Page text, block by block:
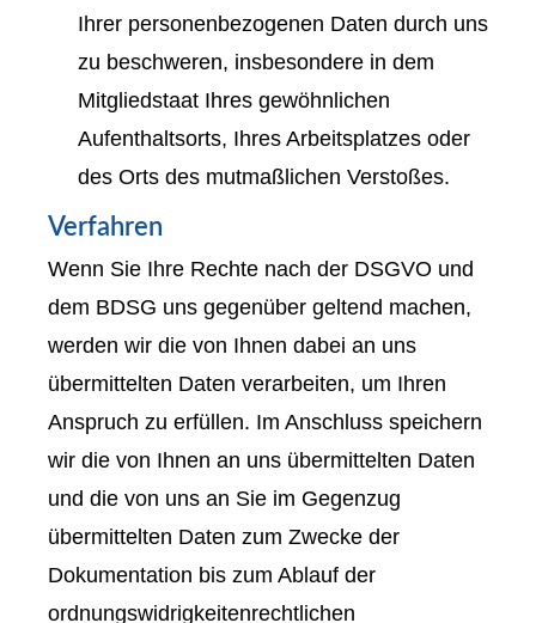
Ihrer personenbezogenen Daten durch uns
zu beschweren, insbesondere in dem
Mitgliedstaat Ihres gewöhnlichen
Aufenthaltsorts, Ihres Arbeitsplatzes oder
des Orts des mutmaßlichen Verstoßes.
Verfahren
Wenn Sie Ihre Rechte nach der DSGVO und
dem BDSG uns gegenüber geltend machen,
werden wir die von Ihnen dabei an uns
übermittelten Daten verarbeiten, um Ihren
Anspruch zu erfüllen. Im Anschluss speichern
wir die von Ihnen an uns übermittelten Daten
und die von uns an Sie im Gegenzug
übermittelten Daten zum Zwecke der
Dokumentation bis zum Ablauf der
ordnungswidrigkeitenrechtlichen